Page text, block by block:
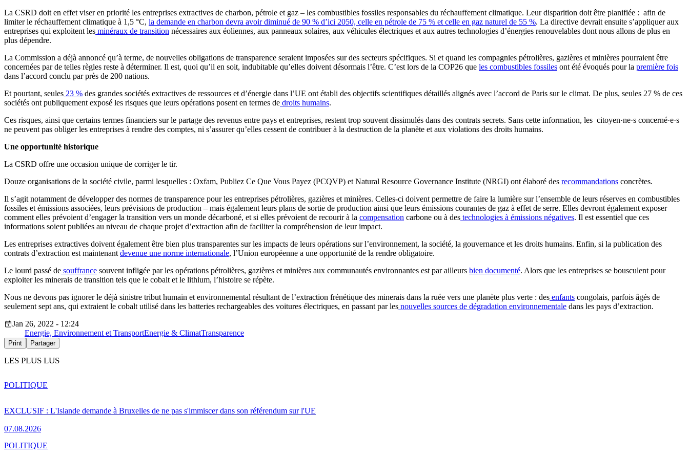
La CSRD doit en effet viser en priorité les entreprises extractives de charbon, pétrole et gaz – les combustibles fossiles responsables du réchauffement climatique. Leur disparition doit être planifiée : afin de
limiter le réchauffement climatique à 1,5 °C, la demande en charbon devra avoir diminué de 90 % d’ici 2050, celle en pétrole de 75 % et celle en gaz naturel de 55 %. La directive devrait ensuite s’appliquer aux
entreprises qui exploitent les minéraux de transition nécessaires aux éoliennes, aux panneaux solaires, aux véhicules électriques et aux autres technologies d’énergies renouvelables dont nous allons de plus en
plus dépendre.
La Commission a déjà annoncé qu’à terme, de nouvelles obligations de transparence seraient imposées sur des secteurs spécifiques. Si et quand les compagnies pétrolières, gazières et minières pourraient être
concernées par de telles règles reste à déterminer. Il est, quoi qu’il en soit, indubitable qu’elles doivent désormais l’être. C’est lors de la COP26 que les combustibles fossiles ont été évoqués pour la première fois
dans l’accord conclu par près de 200 nations.
Et pourtant, seules 23 % des grandes sociétés extractives de ressources et d’énergie dans l’UE ont établi des objectifs scientifiques détaillés alignés avec l’accord de Paris sur le climat. De plus, seules 27 % de ces
sociétés ont publiquement exposé les risques que leurs opérations posent en termes de droits humains.
Ces risques, ainsi que certains termes financiers sur le partage des revenus entre pays et entreprises, restent trop souvent dissimulés dans des contrats secrets. Sans cette information, les citoyen·ne·s concerné·e·s
ne peuvent pas obliger les entreprises à rendre des comptes, ni s’assurer qu’elles cessent de contribuer à la destruction de la planète et aux violations des droits humains.
Une opportunité historique
La CSRD offre une occasion unique de corriger le tir.
Douze organisations de la société civile, parmi lesquelles : Oxfam, Publiez Ce Que Vous Payez (PCQVP) et Natural Resource Governance Institute (NRGI) ont élaboré des recommandations concrètes.
Il s’agit notamment de développer des normes de transparence pour les entreprises pétrolières, gazières et minières. Celles-ci doivent permettre de faire la lumière sur l’ensemble de leurs réserves en combustibles
fossiles et émissions associées, leurs prévisions de production – mais également leurs plans de sortie de production ainsi que leurs émissions courantes de gaz à effet de serre. Elles devront également exposer
comment elles prévoient d’engager la transition vers un monde décarboné, et si elles prévoient de recourir à la compensation carbone ou à des technologies à émissions négatives. Il est essentiel que ces
informations soient publiées au niveau de chaque projet d’extraction afin de faciliter la compréhension de leur impact.
Les entreprises extractives doivent également être bien plus transparentes sur les impacts de leurs opérations sur l’environnement, la société, la gouvernance et les droits humains. Enfin, si la publication des
contrats d’extraction est maintenant devenue une norme internationale, l’Union européenne a une opportunité de la rendre obligatoire.
Le lourd passé de souffrance souvent infligée par les opérations pétrolières, gazières et minières aux communautés environnantes est par ailleurs bien documenté. Alors que les entreprises se bousculent pour
exploiter les minerais de transition tels que le cobalt et le lithium, l’histoire se répète.
Nous ne devons pas ignorer le déjà sinistre tribut humain et environnemental résultant de l’extraction frénétique des minerais dans la ruée vers une planète plus verte : des enfants congolais, parfois âgés de
seulement sept ans, qui extraient le cobalt utilisé dans les batteries rechargeables des voitures électriques, en passant par les nouvelles sources de dégradation environnementale dans les pays d’extraction.
Jan 26, 2022 - 12:24
Energie, Environnement et TransportEnergie & ClimatTransparence
Print Partager
LES PLUS LUS
EXCLUSIF : L'Islande demande à Bruxelles de ne pas s'immiscer dans son référendum sur l'UE
07.08.2026
POLITIQUE
POLITIQUE